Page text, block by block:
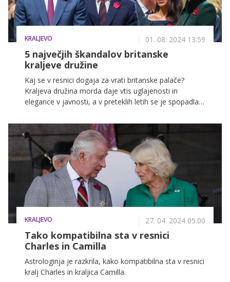
KRALJEVO 01. 08. 2024 13.59
5 največjih škandalov britanske
kraljeve družine
Kaj se v resnici dogaja za vrati britanske palače?
Kraljeva družina morda daje vtis uglajenosti in
elegance v javnosti, a v preteklih letih se je spopadla s
polemik. Prah, ki ga zadnje čase ponovno dvigujeta
Meghan Markle in princ Harry, je le češnja na vrhu
torte.
KRALJEVO 27. 04. 2024 05.00
Tako kompatibilna sta v resnici
Charles in Camilla
Astrologinja je razkrila, kako kompatibilna sta v resnici
kralj Charles in kraljica Camilla.